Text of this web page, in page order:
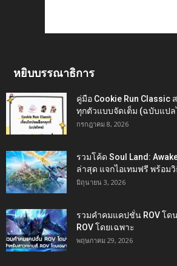
หยิบบรรณาธิการ
คู่มือ Cookie Run Classic
ทุกตัวแบบจัดเต็ม (ฉบับแปล
กรกฎาคม 8, 2026
รวมโค้ด Soul Land:
ล่าสุด แจกไอเทมฟรี พร้อม
มิถุนายน 3, 2026
รวมคำคมแคปชั่น ROV โด
ROV โดยเฉพาะ
พฤษภาคม 29, 2026